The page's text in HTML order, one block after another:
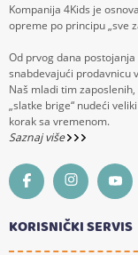
Kompanija 4Kids je
opreme po principu „sve
Od prvog dana
snabdevajući prodavnicu
Naš mladi tim
„slatke brige“ nudeći
korak sa vremenom.
Saznaj više
KORISNIČKI SERVIS